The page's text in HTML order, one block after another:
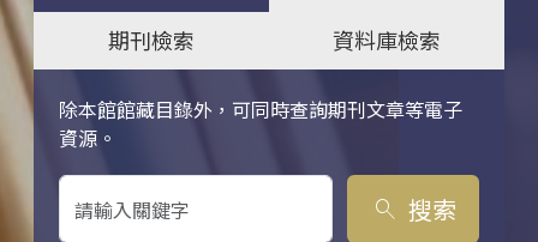
期刊檢索
資料庫檢索
除本館館藏目錄外，可同時查詢期刊文章等電子
資源。
關鍵字搜尋
search 搜索